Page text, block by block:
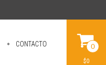
CONTACTO 0
$0